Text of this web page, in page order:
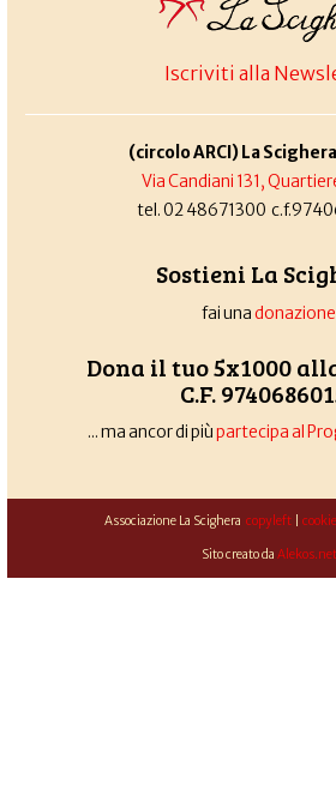
Iscriviti alla
(circolo ARCI) La
Via Candiani 131,
tel. 02 48671300
Sostieni La
fai unadonazione
Dona il tuo 5x1000
C.F.
... ma ancor di piùpartecipa al
Associazione La Scighera copyleft|
Sito creato da Alekos.net